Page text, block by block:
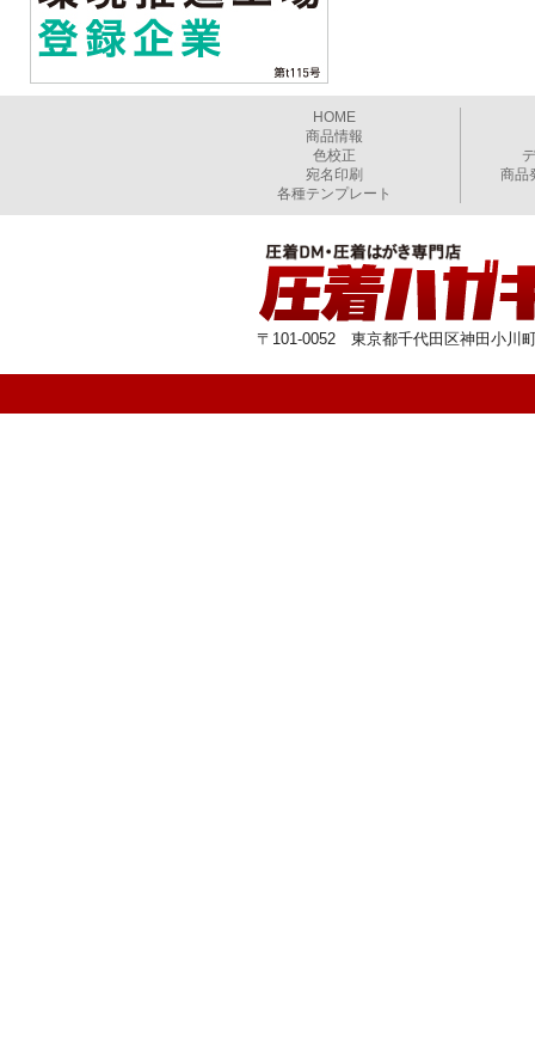
HOME
商品情報
色校正
宛名印刷
各種テンプレート
商品
〒101-0052 東京都千代田区神田小川